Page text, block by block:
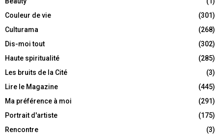
Couleur de vie
(301)
Culturama
(268)
Dis-moi tout
(302)
Haute spiritualité
(285)
Les bruits de la Cité
(3)
Lire le Magazine
(445)
Ma préférence à moi
(291)
Portrait d'artiste
(175)
Rencontre
(3)